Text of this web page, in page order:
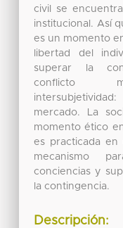
civil se
institucional. Así
es un momento
libertad del
superar la
conflicto
mercado. La
momento ético
es practicada en
mecanismo
conciencias y
la contingencia.
Descripción: